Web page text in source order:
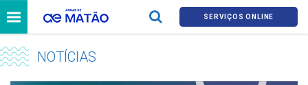
SERVIÇOS ONLINE
NOTÍCIAS